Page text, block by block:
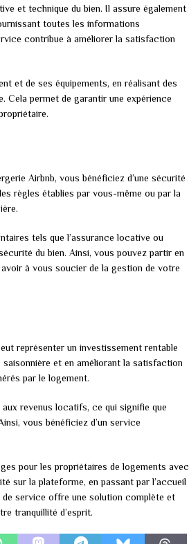
et technique du bien. Il assure également
toutes les informations
contribue à améliorer la satisfaction
et de ses équipements, en réalisant des
Cela permet de garantir une expérience
Airbnb, vous bénéficiez d’une sécurité
règles établies par vous-même ou par la
tels que l’assurance locative ou
du bien. Ainsi, vous pouvez partir en
à vous soucier de la gestion de votre
représenter un investissement rentable
et en améliorant la satisfaction
par le logement.
revenus locatifs, ce qui signifie que
vous bénéficiez d’un service
pour les propriétaires de logements avec
sur la plateforme, en passant par l’accueil
service offre une solution complète et
tranquillité d’esprit.